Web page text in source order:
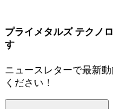
プライメタルズ テクノ
す
ニュースレターで最新
ください！